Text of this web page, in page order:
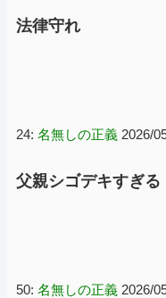
法律守れ
24: 名無しの正義 2026/
父親シゴデキすぎる
50: 名無しの正義 2026/